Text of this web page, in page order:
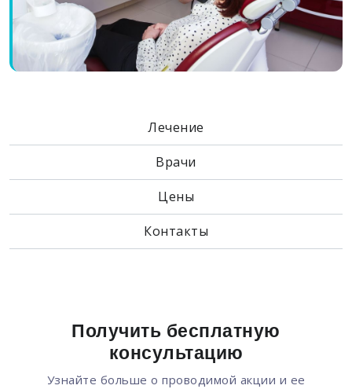
Лечение
Врачи
Цены
Контакты
Получить бесплатную
консультацию
Узнайте больше о проводимой акции и ее